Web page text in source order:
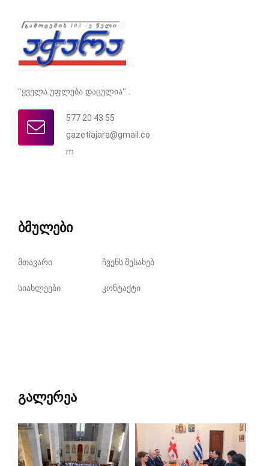
"ყველა უფლება დაცულია" .
577 20 43 55
gazetiajara@gmail.co
m
ბმულები
მთავარი ჩვენს შესახებ
სიახლეები კონტაქტი
გალერეა